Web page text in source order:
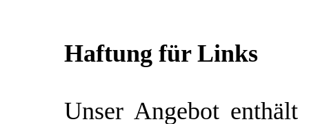
Haftung für Links
Unser Angebot